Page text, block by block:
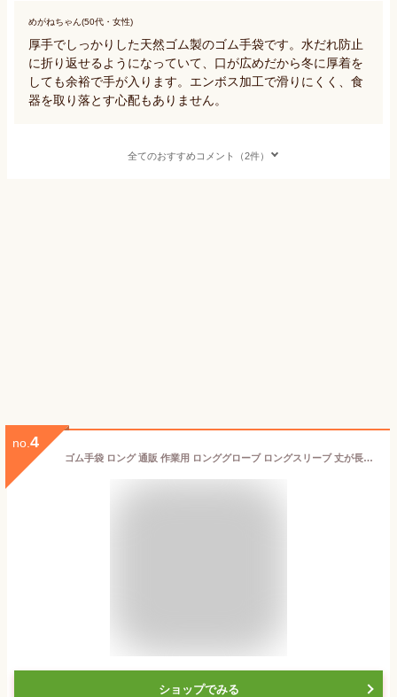
めがねちゃん(50代・女性)
厚手でしっかりした天然ゴム製のゴム手袋です。水だれ防止
に折り返せるようになっていて、口が広めだから冬に厚着を
しても余裕で手が入ります。エンボス加工で滑りにくく、食
器を取り落とす心配もありません。
全てのおすすめコメント（2件）
no. 4
ゴム手袋 ロング 通販 作業用 ロンググローブ ロングスリーブ 丈が長い 食器洗い 掃除 やわらか インナー クリーニング そうじ トイレ 風呂 浴室 キッチン かわいい おしゃれ
ショップでみる